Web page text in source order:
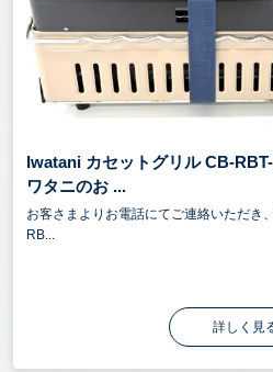
Iwatani カセットグリル CB-
ワタニのお ...
お客さまよりお電話にてご連絡いただき
RB...
詳しく見